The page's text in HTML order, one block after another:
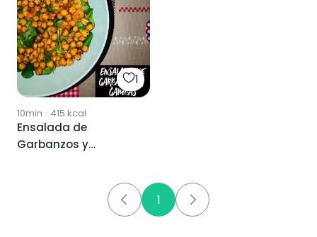
1
10min · 415 kcal
Ensalada de
Garbanzos y
1